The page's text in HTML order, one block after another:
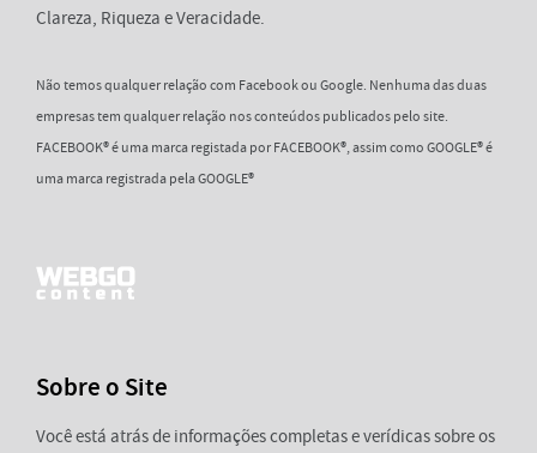
Clareza, Riqueza e Veracidade.
Não temos qualquer relação com Facebook ou Google. Nenhuma das duas
empresas tem qualquer relação nos conteúdos publicados pelo site.
FACEBOOK® é uma marca registada por FACEBOOK®, assim como GOOGLE® é
uma marca registrada pela GOOGLE®
Sobre o Site
Você está atrás de informações completas e verídicas sobre os